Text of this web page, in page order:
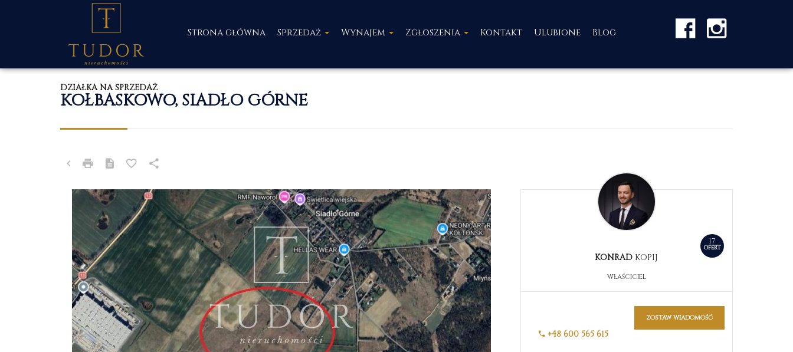
Strona główna Sprzedaż Wynajem Zgłoszenia Kontakt Ulubione Blog
KOŁBASKOWO, SIADŁO GÓRNE
DZIAŁKA NA SPRZEDAŻ
17
OFERT
KONRAD KOPIJ
WŁAŚCICIEL
+48 600 565 615
zostaw wiadomość